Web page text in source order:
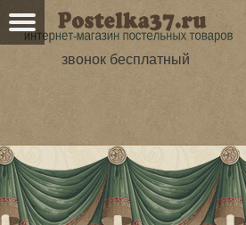
звонок бесплатный
Главная О нас
Оптовикам
Статьи